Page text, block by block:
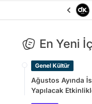
En Yeni
Genel Kültür
Ağustos Ayında
Yapılacak